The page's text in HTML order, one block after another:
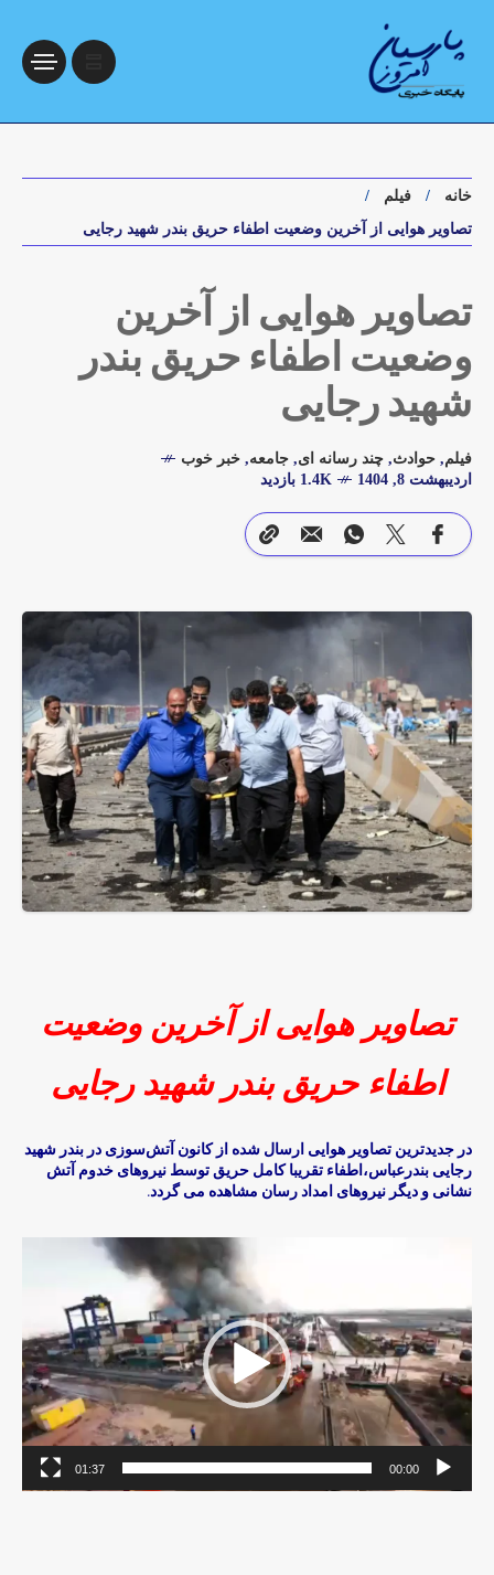
خانه
فیلم
تصاویر هوایی از آخرین وضعیت اطفاء حریق بندر شهید رجایی
تصاویر هوایی از آخرین
وضعیت اطفاء حریق بندر
شهید رجایی
فیلم, حوادث, چند رسانه ای, جامعه, خبر خوب
اردیبهشت 8, 1404
1.4K بازدید
تصاویر هوایی از آخرین وضعیت
اطفاء حریق بندر شهید رجایی
در جدیدترین تصاویر هوایی ارسال شده از کانون آتش‌سوزی در بندر شهید
رجایی بندرعباس،اطفاء تقریبا کامل حریق توسط نیروهای خدوم آتش
نشانی و دیگر نیروهای امداد رسان مشاهده می گردد.
ا
ی
ش
گ
ر
و
د
00:00
01:37